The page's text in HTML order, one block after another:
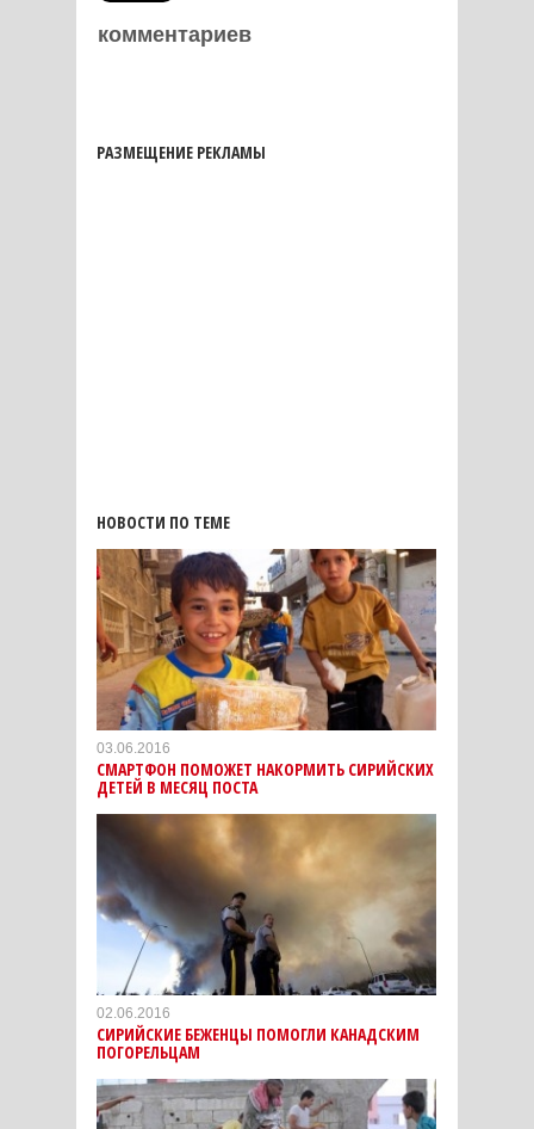
комментариев
РАЗМЕЩЕНИЕ РЕКЛАМЫ
НОВОСТИ ПО ТЕМЕ
03.06.2016
СМАРТФОН ПОМОЖЕТ НАКОРМИТЬ СИРИЙСКИХ
ДЕТЕЙ В МЕСЯЦ ПОСТА
02.06.2016
СИРИЙСКИЕ БЕЖЕНЦЫ ПОМОГЛИ КАНАДСКИМ
ПОГОРЕЛЬЦАМ